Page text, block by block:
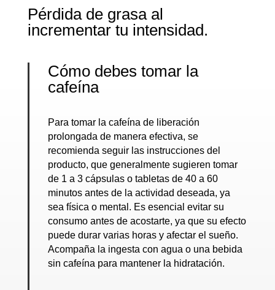
Pérdida de grasa al
incrementar tu intensidad.
Cómo debes tomar la
cafeína
Para tomar la cafeína de liberación
prolongada de manera efectiva, se
recomienda seguir las instrucciones del
producto, que generalmente sugieren tomar
de 1 a 3 cápsulas o tabletas de 40 a 60
minutos antes de la actividad deseada, ya
sea física o mental. Es esencial evitar su
consumo antes de acostarte, ya que su efecto
puede durar varias horas y afectar el sueño.
Acompaña la ingesta con agua o una bebida
sin cafeína para mantener la hidratación.